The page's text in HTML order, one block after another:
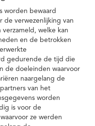
worden bewaard
verwezenlijking van
welke kan
en de betrokken
gedurende de tijd die
de doeleinden waarvoor
naargelang de
van het
worden
is voor de
ze werden